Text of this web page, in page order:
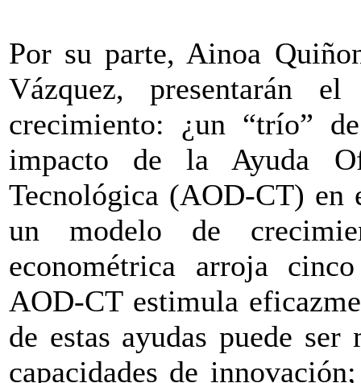
Por su parte, Ainoa
Vázquez, presentarán
crecimiento: ¿un “trío”
impacto de la Ayuda
Tecnológica (AOD-CT) en
un modelo de
econométrica arroja
AOD-CT estimula
de estas ayudas puede
capacidades de